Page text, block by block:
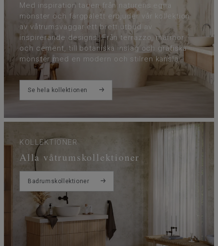
Med inspiration tagen från naturens egna
mönster och färgpalett erbjuder vår kollektion
av våtrumsväggar ett brett utbud av
inspirerande designs. Från terrazzo, marmor
och cement, till botaniska inslag och grafiska
mönster med en modern och stilren känsla.
Se hela kollektionen
KOLLEKTIONER
Alla våtrumskollektioner
Badrumskollektioner